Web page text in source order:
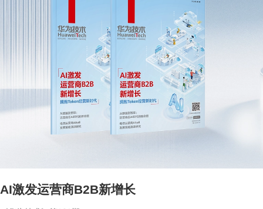
AI激发运营商B2B新增长